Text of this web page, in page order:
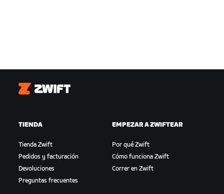
Zwift
TIENDA
Tienda Zwift
Pedidos y facturación
Devoluciones
Preguntas frecuentes
EMPEZAR A ZWIFTEAR
Por qué Zwift
Cómo funciona Zwift
Correr en Zwift